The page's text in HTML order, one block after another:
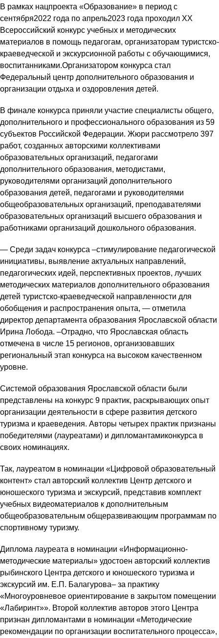
В рамках нацпроекта «Образование» в период с
сентября2022 года по апрель2023 года проходил XX
Всероссийский конкурс учебных и методических
материалов в помощь педагогам, организаторам туристско-
краеведческой и экскурсионной работы с обучающимися,
воспитанниками.Организатором конкурса стал
Федеральный центр дополнительного образования и
организации отдыха и оздоровления детей.
В финале конкурса приняли участие специалисты общего,
дополнительного и профессионального образования из 59
субъектов Российской Федерации. Жюри рассмотрело 397
работ, созданных авторскими коллективами
образовательных организаций, педагогами
дополнительного образования, методистами,
руководителями организаций дополнительного
образования детей, педагогами и руководителями
общеобразовательных организаций, преподавателями
образовательных организаций высшего образования и
работниками организаций дошкольного образования.
— Среди задач конкурса –стимулирование педагогической
инициативы, выявление актуальных направлений,
педагогических идей, перспективных проектов, лучших
методических материалов дополнительного образования
детей туристско-краеведческой направленности для
обобщения и распространения опыта, — отметила
директор департамента образования Ярославской области
Ирина Лобода. –Отрадно, что Ярославская область
отмечена в числе 15 регионов, организовавших
региональный этап конкурса на высоком качественном
уровне.
Системой образования Ярославской области были
представлены на конкурс 9 практик, раскрывающих опыт
организации деятельности в сфере развития детского
туризма и краеведения. Авторы четырех практик признаны
победителями (лауреатами) и дипломантамиконкурса в
своих номинациях.
Так, лауреатом в номинации «Цифровой образовательный
контент» стал авторский коллектив Центр детского и
юношеского туризма и экскурсий, представив комплект
учебных видеоматериалов к дополнительным
общеобразовательным общеразвивающим программам по
спортивному туризму.
Диплома лауреата в номинации «Информационно-
методические материалы» удостоен авторский коллектив
рыбинского Центра детского и юношеского туризма и
экскурсий им. Е.П. Балагурова– за практику
«Многоуровневое ориентирование в закрытом помещении
«Лабиринт»». Второй коллектив авторов этого Центра
признан дипломантами в номинации «Методические
рекомендации по организации воспитательного процесса»,